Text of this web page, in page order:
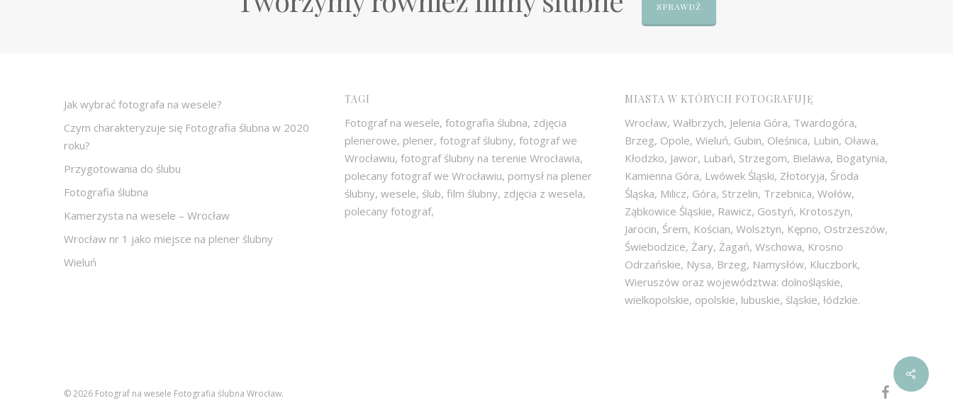
SPRAWDŹ
Jak wybrać fotografa na wesele?
Czym charakteryzuje się Fotografia ślubna w 2020
roku?
Przygotowania do ślubu
Fotografia ślubna
Kamerzysta na wesele – Wrocław
Wrocław nr 1 jako miejsce na plener ślubny
Wieluń
TAGI
Fotograf na wesele, fotografia ślubna, zdjęcia
plenerowe, plener, fotograf ślubny, fotograf we
Wrocławiu, fotograf ślubny na terenie Wrocławia,
polecany fotograf we Wrocławiu, pomysł na plener
ślubny, wesele, ślub, film ślubny, zdjęcia z wesela,
polecany fotograf,
MIASTA W KTÓRYCH FOTOGRAFUJĘ
Wrocław, Wałbrzych, Jelenia Góra, Twardogóra,
Brzeg, Opole, Wieluń, Gubin, Oleśnica, Lubin, Oława,
Kłodzko, Jawor, Lubań, Strzegom, Bielawa, Bogatynia,
Kamienna Góra, Lwówek Śląski, Złotoryja, Środa
Śląska, Milicz, Góra, Strzelin, Trzebnica, Wołów,
Ząbkowice Śląskie, Rawicz, Gostyń, Krotoszyn,
Jarocin, Śrem, Kościan, Wolsztyn, Kępno, Ostrzeszów,
Świebodzice, Żary, Żagań, Wschowa, Krosno
Odrzańskie, Nysa, Brzeg, Namysłów, Kluczbork,
Wieruszów oraz województwa: dolnośląskie,
wielkopolskie, opolskie, lubuskie, śląskie, łódzkie.
© 2026 Fotograf na wesele Fotografia ślubna Wrocław. facebook